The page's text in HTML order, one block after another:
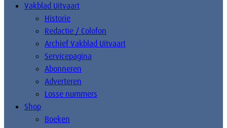
Vakblad Uitvaart
Historie
Redactie / Colofon
Archief Vakblad Uitvaart
Servicepagina
Abonneren
Adverteren
Losse nummers
Shop
Boeken